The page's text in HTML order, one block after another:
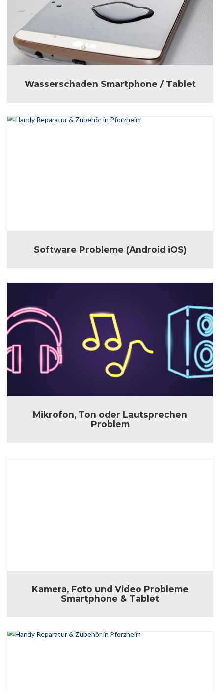
Wasserschaden Smartphone / Tablet
Software Probleme (Android iOS)
Mikrofon, Ton oder Lautsprechen
Problem
Kamera, Foto und Video Probleme
Smartphone & Tablet